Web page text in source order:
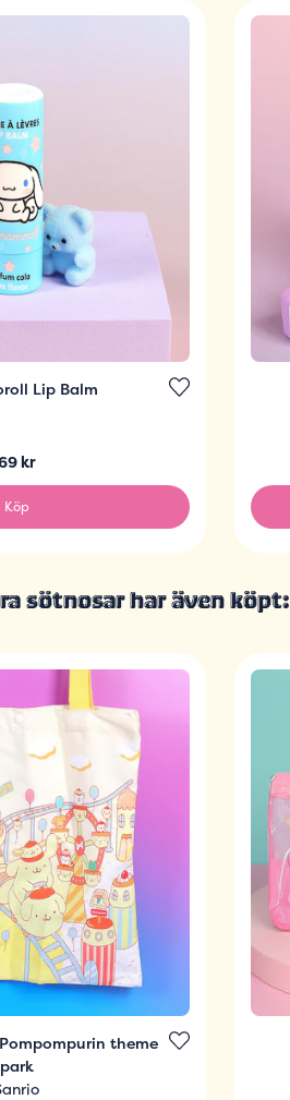
Lip Balm
kr
Köp
sötnosar har även köpt:
theme
park